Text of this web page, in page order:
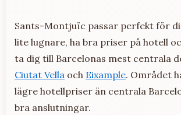
Sants-Montjuïc passar perfekt för
lite lugnare, ha bra priser på hotell
ta dig till Barcelonas mest centrala
Ciutat Vella och Eixample. Området
lägre hotellpriser än centrala
bra anslutningar.